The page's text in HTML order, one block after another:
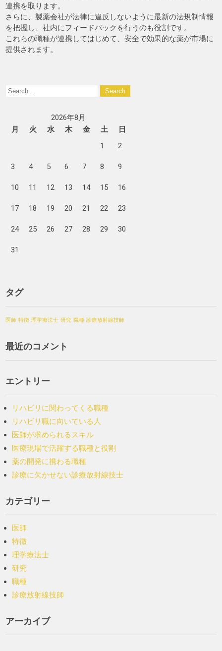
連携を取ります。
さらに、製薬会社が法律に違反しないように最新の法規制情報
を把握し、社内にフィードバックを行うのも役割です。
これらの職種が連携してはじめて、安全で効果的な薬が市場に
提供されます。
2026年8月
月
火 水 木 金 土
日
1
2
3 4 5 6 7 8 9
10 11 12 13 14 15 16
17 18 19 20 21 22 23
24 25 26 27 28 29 30
31
タグ
医師 特徴 理学療法士 研究 職種 診療放射線技師
最近のコメント
エントリー
リハビリに関わってくる職種
リハビリ職に向いている人
医師が求められるスキル
医療現場で活躍する職種と役割
薬の開発に携わる職種
診療に欠かせない診療放射線技士
カテゴリー
医師
特徴
理学療法士
研究
職種
診療放射線技師
アーカイブ